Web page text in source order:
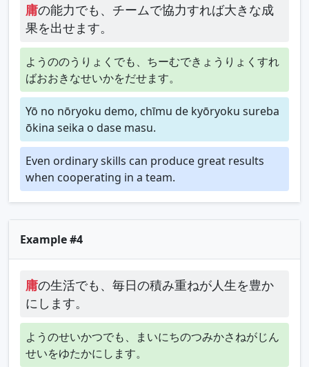
庸の能力でも、チームで協力すれば大きな成
果を出せます。
ようののうりょくでも、ちーむできょうりょくすれ
ばおおきなせいかをだせます。
Yō no nōryoku demo, chīmu de kyōryoku sureba
ōkina seika o dase masu.
Even ordinary skills can produce great results
when cooperating in a team.
Example #4
庸の生活でも、毎日の積み重ねが人生を豊か
にします。
ようのせいかつでも、まいにちのつみかさねがじん
せいをゆたかにします。